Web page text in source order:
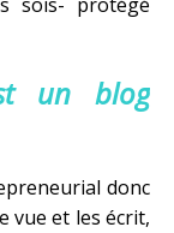
un blog
donc
vue et les écrit,